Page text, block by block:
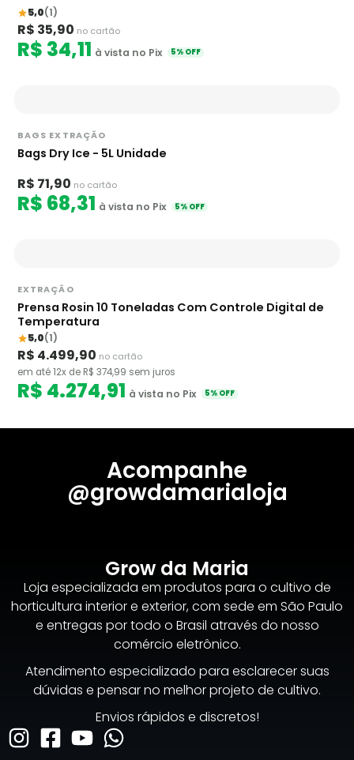
5,0(1)
R$ 35,90 no cartão
R$ 34,11 à vista no Pix 5% OFF
BAGS EXTRAÇÃO
Bags Dry Ice - 5L Unidade
R$ 71,90 no cartão
R$ 68,31 à vista no Pix 5% OFF
EXTRAÇÃO
Prensa Rosin 10 Toneladas Com Controle Digital de
Temperatura
5,0(1)
R$ 4.499,90 no cartão
em até 12x de R$ 374,99 sem juros
R$ 4.274,91 à vista no Pix 5% OFF
Acompanhe
@growdamarialoja
Grow da Maria
Loja especializada em produtos para o cultivo de
horticultura interior e exterior, com sede em São Paulo
e entregas por todo o Brasil através do nosso
comércio eletrônico.
Atendimento especializado para esclarecer suas
dúvidas e pensar no melhor projeto de cultivo.
Envios rápidos e discretos!